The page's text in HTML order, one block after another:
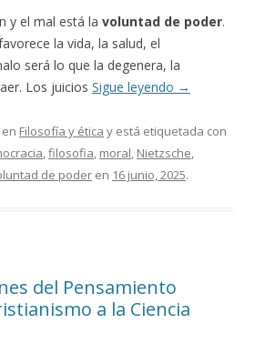
y el mal está la voluntad de poder.
la vida, la salud, el
será lo que la degenera, la
Los juicios Sigue leyendo →
Filosofía y ética y está etiquetada con
,filosofia, moral, Nietzsche,
de poder en 16 junio, 2025.
del Pensamiento
a la Ciencia